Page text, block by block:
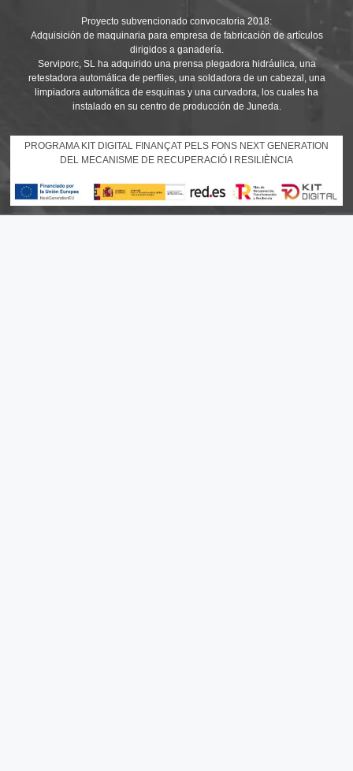
Proyecto subvencionado convocatoria 2018:
Adquisición de maquinaria para empresa de fabricación de artículos
dirigidos a ganadería.
Serviporc, SL ha adquirido una prensa plegadora hidráulica, una
retestadora automática de perfiles, una soldadora de un cabezal, una
limpiadora automática de esquinas y una curvadora, los cuales ha
instalado en su centro de producción de Juneda.
PROGRAMA KIT DIGITAL FINANÇAT PELS FONS NEXT GENERATION
DEL MECANISME DE RECUPERACIÓ I RESILIÈNCIA